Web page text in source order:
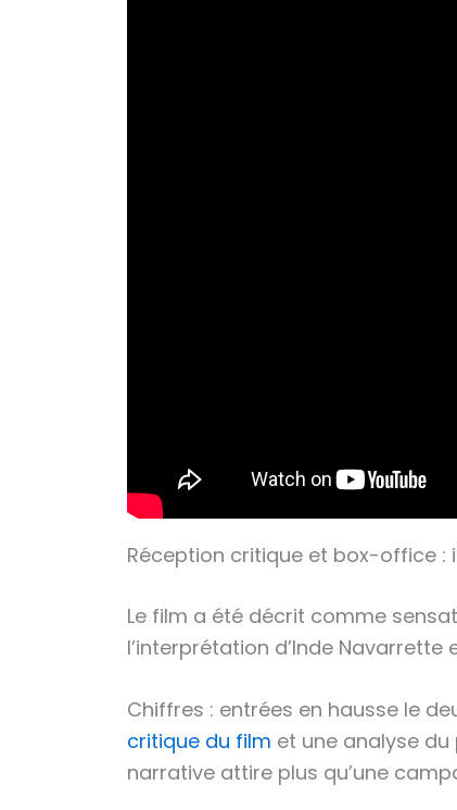
Réception critique et box-office :
Le film a été décrit comme
l’interprétation d’Inde
Chiffres : entrées en hausse le
critique du film et une analyse
narrative attire plus qu’une